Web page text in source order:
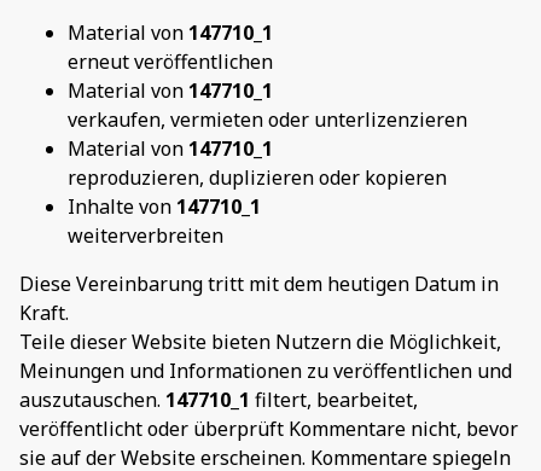
Material von 147710_1
erneut veröffentlichen
Material von 147710_1
verkaufen, vermieten oder unterlizenzieren
Material von 147710_1
reproduzieren, duplizieren oder kopieren
Inhalte von 147710_1
weiterverbreiten
Diese Vereinbarung tritt mit dem heutigen Datum in
Kraft.
Teile dieser Website bieten Nutzern die Möglichkeit,
Meinungen und Informationen zu veröffentlichen und
auszutauschen. 147710_1 filtert, bearbeitet,
veröffentlicht oder überprüft Kommentare nicht, bevor
sie auf der Website erscheinen. Kommentare spiegeln